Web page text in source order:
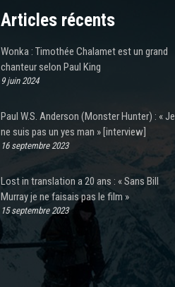
Articles récents
Wonka : Timothée Chalamet est un grand
chanteur selon Paul King
9 juin 2024
Paul W.S. Anderson (Monster Hunter) : « Je
ne suis pas un yes man » [interview]
16 septembre 2023
Lost in translation a 20 ans : « Sans Bill
Murray je ne faisais pas le film »
15 septembre 2023